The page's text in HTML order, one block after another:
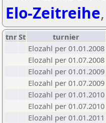
Elo-Zeitreihe,
tnrSt turnier
Elozahl per 01.01.2008
Elozahl per 01.07.2008
Elozahl per 01.01.2009
Elozahl per 01.07.2009
Elozahl per 01.01.2010
Elozahl per 01.07.2010
Elozahl per 01.01.2011